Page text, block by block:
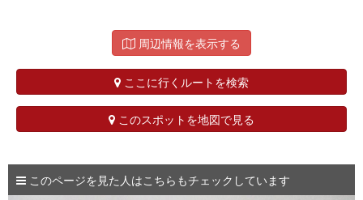
周辺情報を表示する
ここに行くルートを検索
このスポットを地図で見る
このページを見た人はこちらもチェックしています